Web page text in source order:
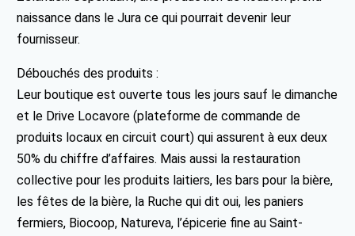
naissance dans le Jura ce qui pourrait devenir leur
fournisseur.
Débouchés des produits :
Leur boutique est ouverte tous les jours sauf le dimanche
et le Drive Locavore (plateforme de commande de
produits locaux en circuit court) qui assurent à eux deux
50% du chiffre d’affaires. Mais aussi la restauration
collective pour les produits laitiers, les bars pour la bière,
les fêtes de la bière, la Ruche qui dit oui, les paniers
fermiers, Biocoop, Natureva, l’épicerie fine au Saint-